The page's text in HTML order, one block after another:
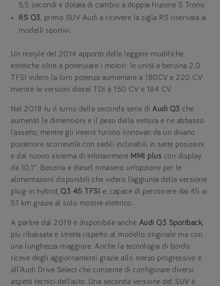
5,5 secondi e dotata di cambio a doppia frizione S Tronic
RS Q3 , primo SUV Audi a ricevere la sigla RS riservata ai
modelli sportivi.
Un restyle del 2014 apportò delle leggere modifiche
estetiche oltre a potenziare i motori: le unità a benzina 2.0
TFSI videro la loro potenza aumentare a 180CV e 220 CV
mentre le versioni diesel TDI a 150 CV e 184 CV.
Nel 2018 fu il turno della seconda serie diAudi Q3 che
aumentò le dimensioni e il peso della vettura e ne abbassò
l’assetto, mentre gli interni furono rinnovati da un divano
posteriore scorrevole con sedili inclinabili in sette posizioni
e dal nuovo sistema di infotainment MMI plus con display
da 10,1”. Benzina e diesel rimasero un’opzione per le
alimentazioni disponibili che videro l’aggiunta della versione
plug-in hybrid, Q3 45 TFSI e, capace di percorrere dai 45 ai
51 km grazie al solo motore elettrico.
A partire dal 2019 è disponibile anche Audi Q3 Sportback
più ribassata e stretta rispetto al modello originale ma con
una lunghezza maggiore. Anche la tecnologia di bordo
riceve degli aggiornamenti grazie allo sterzo progressivo e
all’Audi Drive Select che consente di configurare diversi
aspetti tecnici dell’auto. Una seconda versione del SUV è